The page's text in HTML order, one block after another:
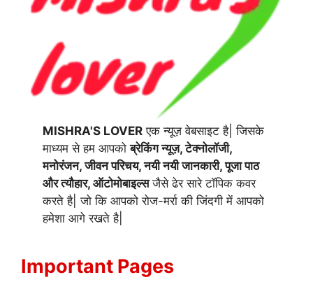
MISHRA'S LOVER एक न्यूज़ वेबसाइट है| जिसके
माध्यम से हम आपकोब्रेकिंग न्यूज़, टेक्नोलॉजी,
मनोरंजन, जीवन परिचय, नयी नयी जानकारी, पूजा पाठ
और त्यौहार, ऑटोमोबाइल्सजैसे ढेर सारे टॉपिक कवर
करते है| जो कि आपको रोज-मर्रा की जिंदगी में आपको
हमेशा आगे रखते है|
Important Pages